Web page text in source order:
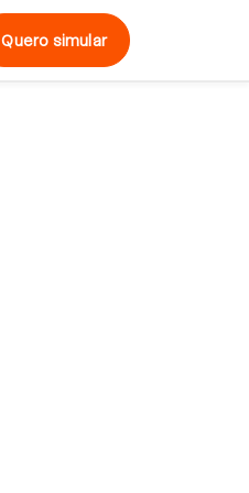
Quero simular